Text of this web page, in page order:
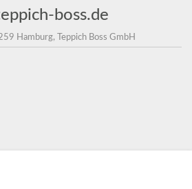
boss.de
Hamburg, Teppich Boss GmbH